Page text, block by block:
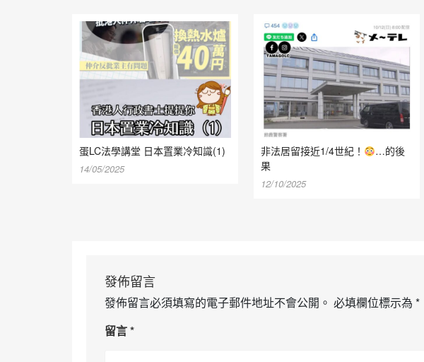
蛋LC法學講堂 日本置業冷知識(1)
14/05/2025
非法居留接近1/4世紀！
…的後
果
12/10/2025
發佈留言
發佈留言必須填寫的電子郵件地址不會公開。 必填欄位標示為 *
留言*